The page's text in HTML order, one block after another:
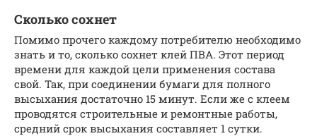
Сколько сохнет
Помимо прочего каждому потребителю необходимо
знать и то, сколько сохнет клей ПВА. Этот период
времени для каждой цели применения состава
свой. Так, при соединении бумаги для полного
высыхания достаточно 15 минут. Если же с клеем
проводятся строительные и ремонтные работы,
средний срок высыхания составляет 1 сутки.